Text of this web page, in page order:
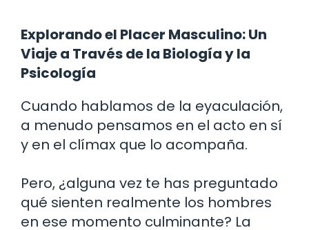
Explorando el Placer Masculino: Un
Viaje a Través de la Biología y la
Psicología
Cuando hablamos de la eyaculación,
a menudo pensamos en el acto en sí
y en el clímax que lo acompaña.
Pero, ¿alguna vez te has preguntado
qué sienten realmente los hombres
en ese momento culminante? La